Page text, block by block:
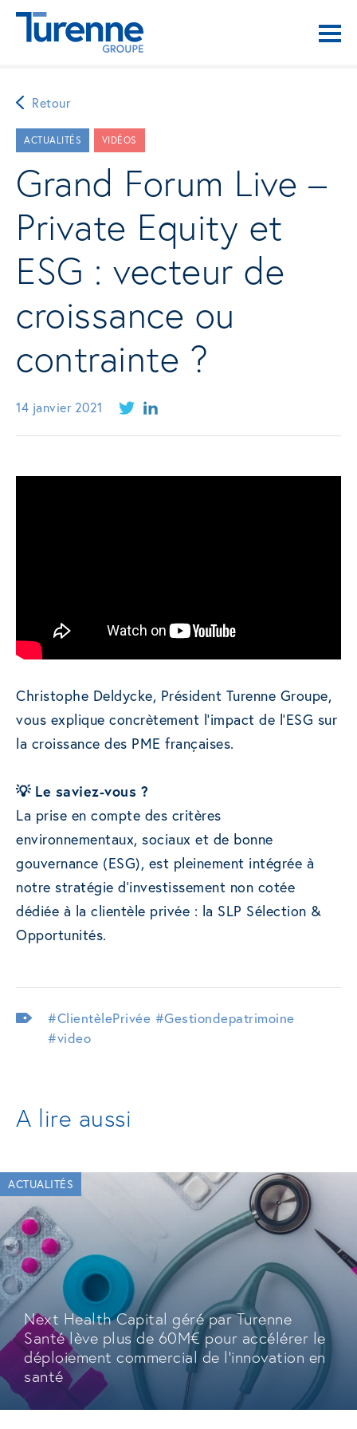
Retour
ACTUALITÉS VIDÉOS
Grand Forum Live –
Private Equity et
ESG : vecteur de
croissance ou
contrainte ?
14 janvier 2021
Christophe Deldycke, Président Turenne Groupe,
vous explique concrètement l’impact de l’ESG sur
la croissance des PME françaises.
💡 Le saviez-vous ?
La prise en compte des critères
environnementaux, sociaux et de bonne
gouvernance (ESG), est pleinement intégrée à
notre stratégie d’investissement non cotée
dédiée à la clientèle privée : la SLP Sélection &
Opportunités.
#ClientèlePrivée #Gestiondepatrimoine
#video
A lire aussi
ACTUALITÉS
Next Health Capital géré par Turenne
Santé lève plus de 60M€ pour accélérer le
déploiement commercial de l'innovation en
santé